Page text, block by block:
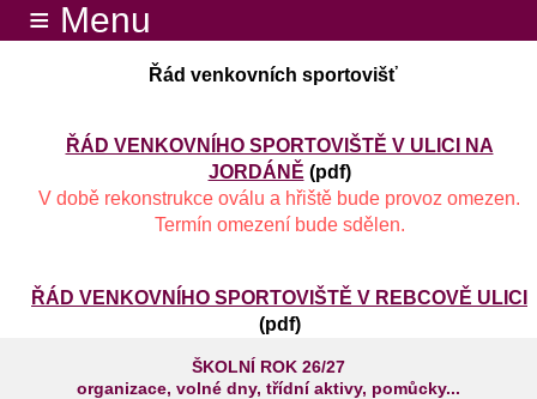
≡ Menu
Řád venkovních sportovišť
ŘÁD VENKOVNÍHO SPORTOVIŠTĚ V ULICI NA
JORDÁNĚ (pdf)
V době rekonstrukce oválu a hřiště bude provoz omezen.
Termín omezení bude sdělen.
ŘÁD VENKOVNÍHO SPORTOVIŠTĚ V REBCOVĚ ULICI
(pdf)
ŠKOLNÍ ROK 26/27
organizace, volné dny, třídní aktivy, pomůcky...